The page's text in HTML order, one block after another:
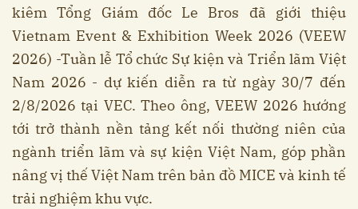
kiêm Tổng Giám đốc Le Bros đã giới thiệu
Vietnam Event & Exhibition Week 2026 (VEEW
2026) -Tuần lễ Tổ chức Sự kiện và Triển lãm Việt
Nam 2026 - dự kiến diễn ra từ ngày 30/7 đến
2/8/2026 tại VEC. Theo ông, VEEW 2026 hướng
tới trở thành nền tảng kết nối thường niên của
ngành triển lãm và sự kiện Việt Nam, góp phần
nâng vị thế Việt Nam trên bản đồ MICE và kinh tế
trải nghiệm khu vực.